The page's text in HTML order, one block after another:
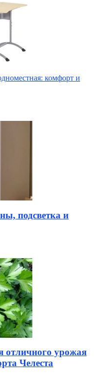
комфорт и
подсветка и
отличного урожая
Челеста